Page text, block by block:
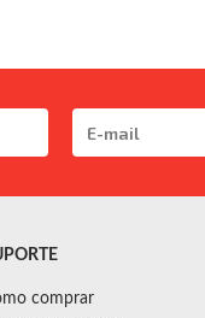
comprar